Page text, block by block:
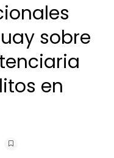
sobre
en